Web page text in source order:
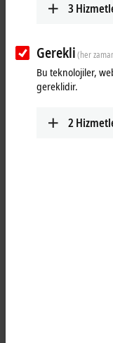
3
Gerekli(her
Bu teknolojiler,
gereklidir.
2